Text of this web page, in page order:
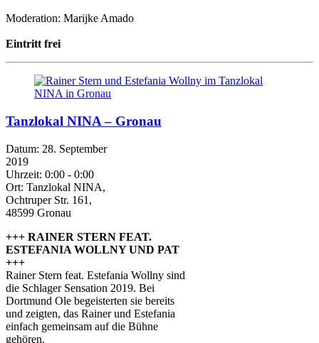
Moderation: Marijke Amado
Eintritt frei
Tanzlokal NINA – Gronau
Datum: 28. September
2019
Uhrzeit: 0:00 - 0:00
Ort: Tanzlokal NINA,
Ochtruper Str. 161,
48599 Gronau
+++ RAINER STERN FEAT.
ESTEFANIA WOLLNY UND PAT
+++
Rainer Stern feat. Estefania Wollny sind
die Schlager Sensation 2019. Bei
Dortmund Ole begeisterten sie bereits
und zeigten, das Rainer und Estefania
einfach gemeinsam auf die Bühne
gehören.